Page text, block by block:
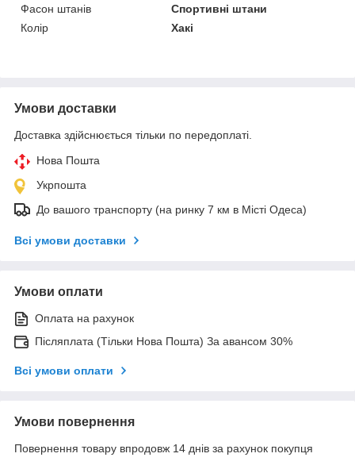
Фасон штанів
Спортивні штани
Колір
Хакі
Умови доставки
Доставка здійснюється тільки по передоплаті.
Нова Пошта
Укрпошта
До вашого транспорту (на ринку 7 км в Місті Одеса)
Всі умови доставки
Умови оплати
Оплата на рахунок
Післяплата (Тільки Нова Пошта) За авансом 30%
Всі умови оплати
Умови повернення
Повернення товару впродовж 14 днів за рахунок покупця